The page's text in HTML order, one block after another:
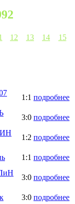
12 13 14 15
1:1 подробнее
3:0 подробнее
1:2 подробнее
1:1 подробнее
3:0 подробнее
3:0 подробнее